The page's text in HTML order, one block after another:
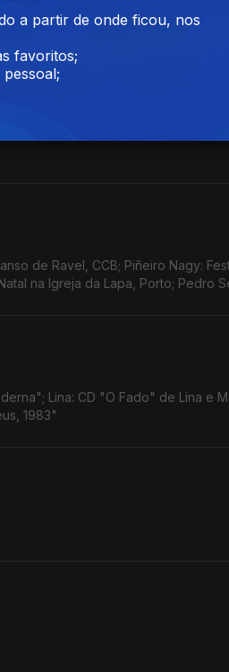
de Ravel, CCB; Piñeiro Nagy:
na Igreja da Lapa, Porto; Pedro
Lina: CD "O Fado" de Lina e
1983"
a partir de onde ficou, nos
favoritos;